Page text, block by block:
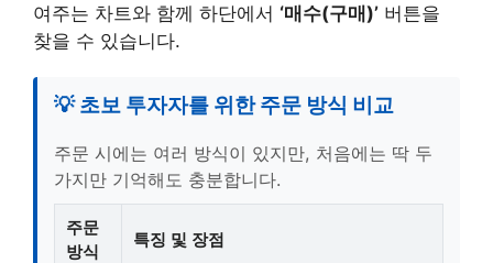
여주는 차트와 함께 하단에서 ‘매수(구매)’ 버튼을
찾을 수 있습니다.
💡 초보 투자자를 위한 주문 방식 비교
주문 시에는 여러 방식이 있지만, 처음에는 딱 두
가지만 기억해도 충분합니다.
주문
방식
특징 및 장점